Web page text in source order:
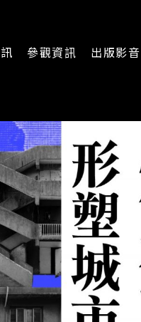
參觀資訊
交通與地圖
建築故事
導覽服務
出版影音
所有影音
出版品